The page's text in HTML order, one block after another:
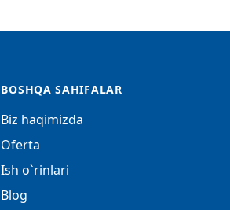
BOSHQA SAHIFALAR
Biz haqimizda
Oferta
Ish o`rinlari
Blog